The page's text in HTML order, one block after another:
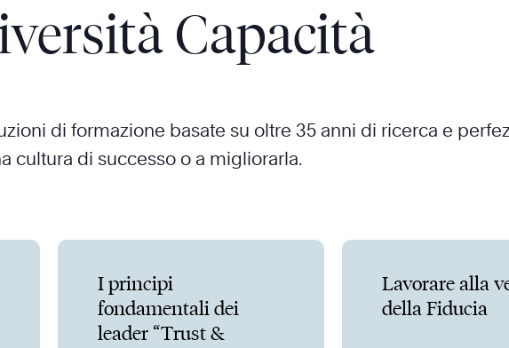
Capacità
di formazione basate su oltre 35 anni di ricerca e
cultura di successo o a migliorarla.
I principi
fondamentali dei
leader “Trust &
Lavorare alla
della Fiducia